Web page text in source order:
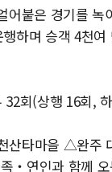
붙은 경기를
하며 승객 4천
회(상행 16회,
타마을 △완주
연인과 함께 오